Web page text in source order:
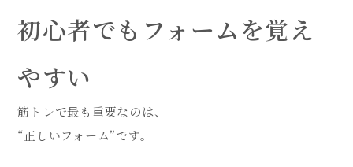
初心者でもフォームを覚え
やすい
筋トレで最も重要なのは、
“正しいフォーム”です。